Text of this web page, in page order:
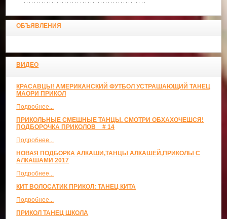
ОБЪЯВЛЕНИЯ
ВИДЕО
КРАСАВЦЫ! АМЕРИКАНСКИЙ ФУТБОЛ УСТРАШАЮЩИЙ ТАНЕЦ
МАОРИ ПРИКОЛ
Подробнее...
ПРИКОЛЬНЫЕ СМЕШНЫЕ ТАНЦЫ. СМОТРИ ОБХАХОЧЕШСЯ!
ПОДБОРОЧКА ПРИКОЛОВ _ # 14
Подробнее...
НОВАЯ ПОДБОРКА АЛКАШИ,ТАНЦЫ АЛКАШЕЙ,ПРИКОЛЫ С
АЛКАШАМИ 2017
Подробнее...
КИТ ВОЛОСАТИК ПРИКОЛ: ТАНЕЦ КИТА
Подробнее...
ПРИКОЛ ТАНЕЦ ШКОЛА